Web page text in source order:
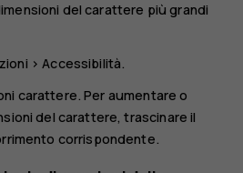
del carattere più grandi
>Accessibilità.
carattere. Per aumentare o
del carattere, trascinare il
corrispondente.